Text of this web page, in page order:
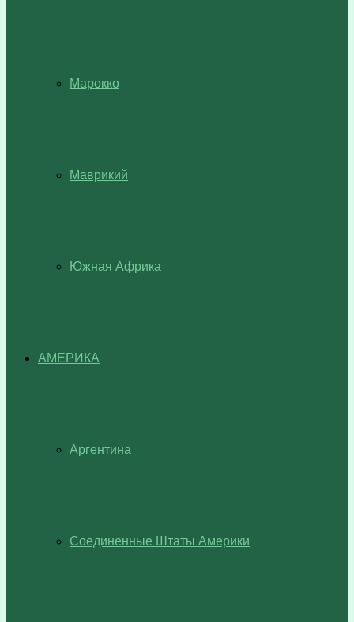
Марокко
Маврикий
Южная Африка
АМЕРИКА
Аргентина
Соединенные Штаты Америки